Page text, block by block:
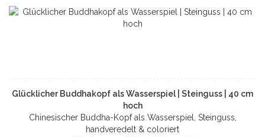
Glücklicher Buddhakopf als Wasserspiel | Steinguss | 40 cm
hoch
Chinesischer Buddha-Kopf als Wasserspiel, Steinguss,
handveredelt & coloriert